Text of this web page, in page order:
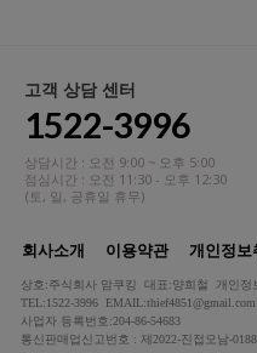
고객 상담 센터
1522-3996
상담시간 : 오전 9:00 ~ 오후 5:00
점심시간 : 오전 11:30 - 오후 12:30
(토, 일, 공휴일 휴무)
회사소개 이용약관 개인정보
상호:주식회사 맘쿠킹 대표:양희철 개인정
TEL:1522-3996 EMAIL:thief4851@gmail.com
사업자 등록번호:204-86-54683
통신판매업신고번호 : 제2022-진접오남-